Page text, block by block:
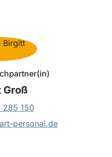
Groß
150
personal.de